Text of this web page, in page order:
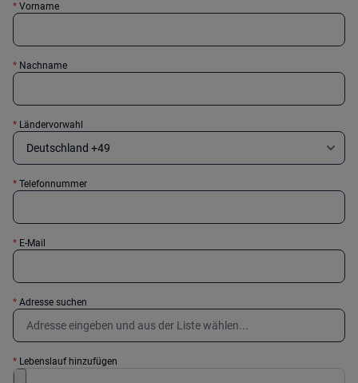
* Vorname
* Nachname
* Ländervorwahl
* Telefonnummer
* E-Mail
* Adresse suchen
* Lebenslauf hinzufügen